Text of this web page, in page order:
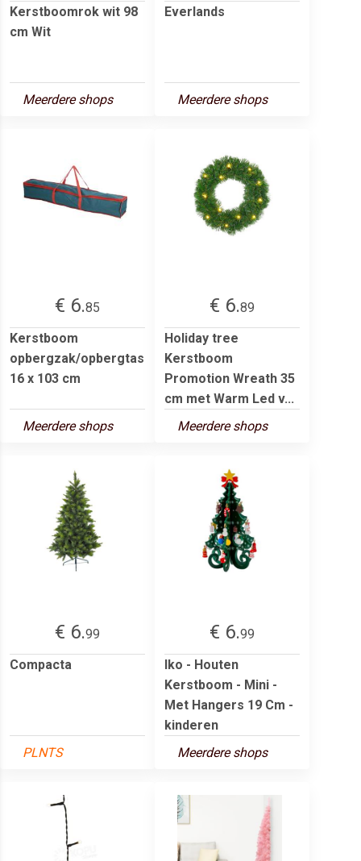
Kerstboomrok wit 98
cm Wit
Meerdere shops
Everlands
Meerdere shops
€ 6.85
Kerstboom
opbergzak/opbergtas
16 x 103 cm
Meerdere shops
€ 6.89
Holiday tree
Kerstboom
Promotion Wreath 35
cm met Warm Led v...
Meerdere shops
€ 6.99
Compacta
PLNTS
€ 6.99
Iko - Houten
Kerstboom - Mini -
Met Hangers 19 Cm -
kinderen
Meerdere shops